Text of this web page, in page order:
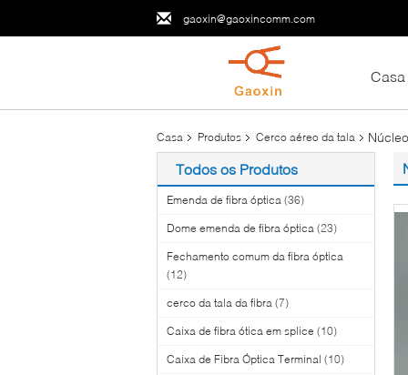
gaoxin@gaoxincomm.com
Casa
Casa Produtos Cerco aéreo da tala
Todos os Produtos
Emenda de fibra óptica (36)
Dome emenda de fibra óptica (23)
Fechamento comum da fibra óptica
(12)
cerco da tala da fibra (7)
Caixa de fibra ótica em splice (10)
Caixa de Fibra Óptica Terminal (10)